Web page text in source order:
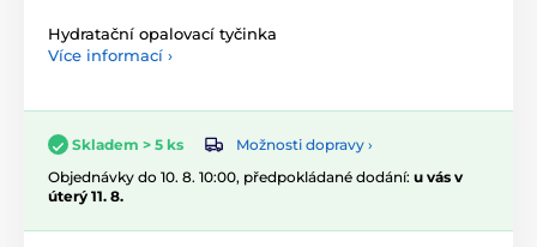
Hydratační opalovací tyčinka
Více informací ›
Skladem > 5 ks
Možnosti dopravy ›
Objednávky do 10. 8. 10:00, předpokládané dodání: u vás v
úterý 11. 8.